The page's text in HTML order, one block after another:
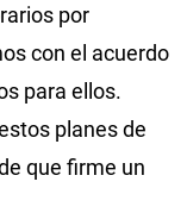
por
con el acuerdo
para ellos.
planes de
que firme un